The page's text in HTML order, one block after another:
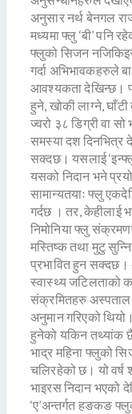
अनुसार नर्थ बेनगल
मध्यमा फ्लु ‘बी’ पनि
फ्लुको सिजन
गर्दा अभिभावकहरुले
आवश्यकता देखिन्छ।
हुने, खोकी लाग्ने,
ज्वरो ३८ डिग्री वा
समस्या दश दिनभित्र
सक्दछ। यसलाई
यसको निदान भने
सामान्यतयाः फ्लु
गर्दछ । तर, केहीलाई
निमोनिया फ्लु
मस्तिष्क तथा मुटु
प्रभावित हुन सक्दछ।
स्वास्थ्य जटिलताको
संक्रमितहरु अस्पताल
अनुमान गरिएको
हुनेको यकिन तथ्यांक
भाद्र महिना फ्लुको
चलिरहेको छ। यो वर्ष
भाइरस निदान भएको
‘ए’अन्तर्गत हङकङ